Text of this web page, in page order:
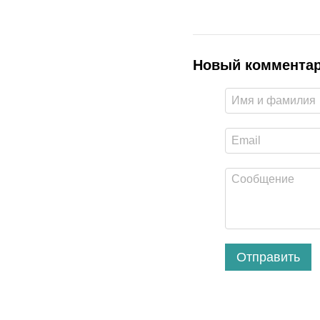
Новый
Отправить